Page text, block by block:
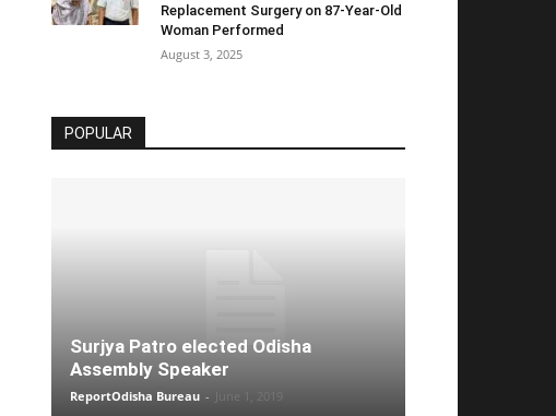
Replacement Surgery on 87-Year-Old
Woman Performed
August 3, 2025
POPULAR
Surjya Patro elected Odisha
Assembly Speaker
ReportOdisha Bureau -